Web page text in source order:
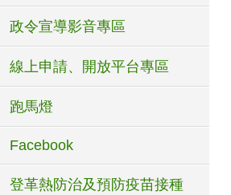
政令宣導影音專區
線上申請、開放平台專區
跑馬燈
Facebook
登革熱防治及預防疫苗接種